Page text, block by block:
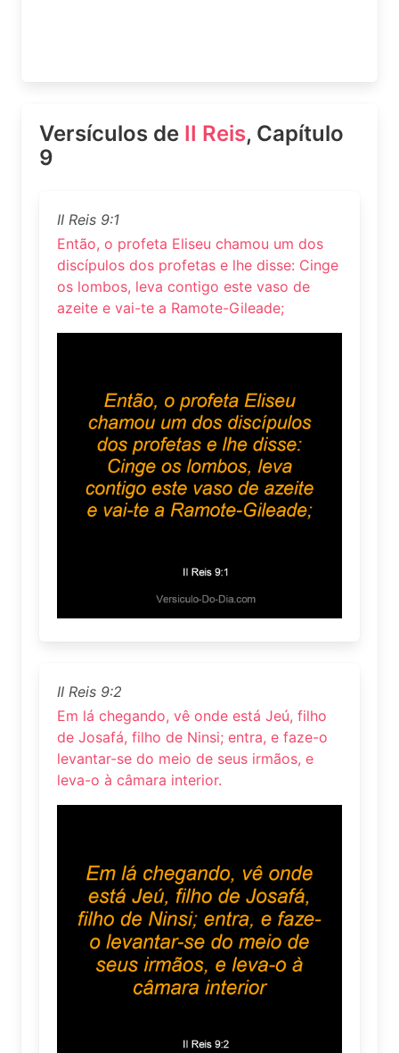
Versículos de II Reis, Capítulo
9
II Reis 9:1
Então, o profeta Eliseu chamou um dos
discípulos dos profetas e lhe disse: Cinge
os lombos, leva contigo este vaso de
azeite e vai-te a Ramote-Gileade;
II Reis 9:2
Em lá chegando, vê onde está Jeú, filho
de Josafá, filho de Ninsi; entra, e faze-o
levantar-se do meio de seus irmãos, e
leva-o à câmara interior.